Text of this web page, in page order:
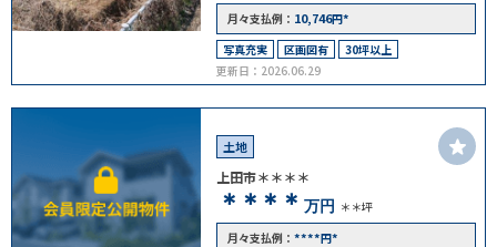
月々支払例： 10,746円*
写真充実 区画図有
30坪以上
更新日：2026.06.29
土地
上田市＊＊＊＊
＊＊＊＊ 万円 ＊＊坪
月々支払例：****円*